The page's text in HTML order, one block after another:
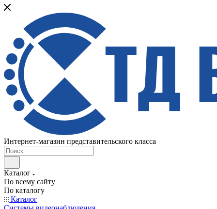
Интернет-магазин представительского класса
Каталог
По всему сайту
По каталогу
Каталог